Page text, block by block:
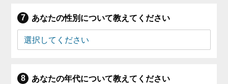
あなたの性別について教えてください
あなたの年代について教えてください